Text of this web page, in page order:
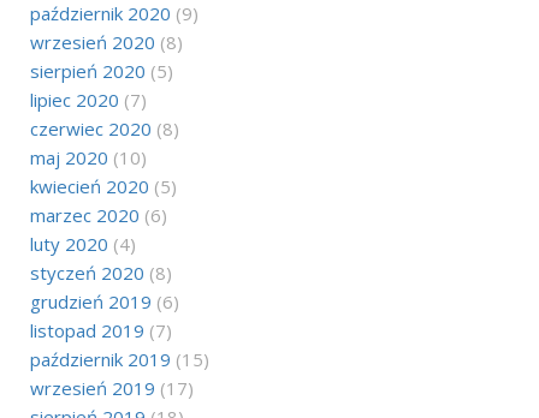
październik 2020 (9)
wrzesień 2020 (8)
sierpień 2020 (5)
lipiec 2020 (7)
czerwiec 2020 (8)
maj 2020 (10)
kwiecień 2020 (5)
marzec 2020 (6)
luty 2020 (4)
styczeń 2020 (8)
grudzień 2019 (6)
listopad 2019 (7)
październik 2019 (15)
wrzesień 2019 (17)